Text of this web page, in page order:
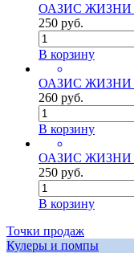
ОАЗИС ЖИЗНИ
250 руб.
В корзину
ОАЗИС ЖИЗНИ
260 руб.
В корзину
ОАЗИС ЖИЗНИ
250 руб.
В корзину
Точки продаж
Кулеры и помпы